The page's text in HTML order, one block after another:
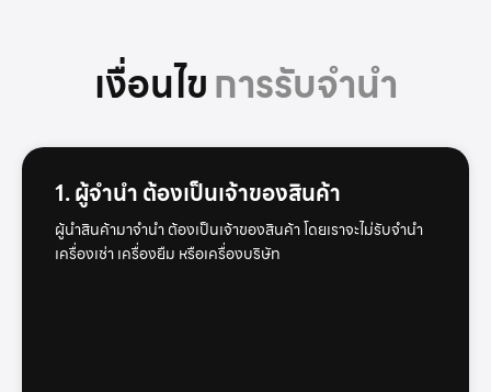
เงื่อนไขการรับจำนำ
1. ผู้จำนำ ต้องเป็นเจ้าของสินค้า
ผู้นำสินค้ามาจำนำ ต้องเป็นเจ้าของสินค้า โดยเราจะไม่รับจำนำ
เครื่องเช่า เครื่องยืม หรือเครื่องบริษัท